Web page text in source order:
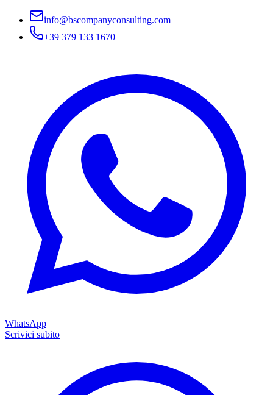
info@bscompanyconsulting.com
+39 379 133 1670
WhatsApp
Scrivici subito